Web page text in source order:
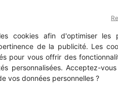
cookies afin d'optimiser les
de la publicité. Les
pour vous offrir des
personnalisées. Acceptez-
vos données personnelles ?